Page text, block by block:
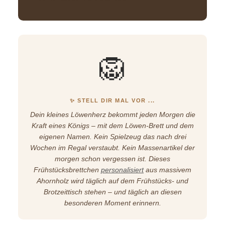
🦁
✨ STELL DIR MAL VOR ...
Dein kleines Löwenherz bekommt jeden Morgen die
Kraft eines Königs – mit dem Löwen-Brett und dem
eigenen Namen. Kein Spielzeug das nach drei
Wochen im Regal verstaubt. Kein Massenartikel der
morgen schon vergessen ist. Dieses
Frühstücksbrettchen personalisiertaus massivem
Ahornholz wird täglich auf dem Frühstücks- und
Brotzeittisch stehen – und täglich an diesen
besonderen Moment erinnern.